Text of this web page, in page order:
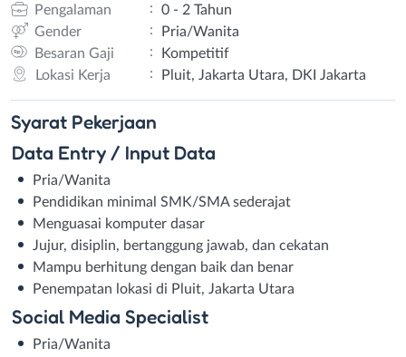
Pengalaman
:
0 - 2 Tahun
Gender
:
Pria/Wanita
Besaran Gaji
:
Kompetitif
Lokasi Kerja
: Pluit, Jakarta Utara, DKI Jakarta
Syarat Pekerjaan
Data Entry / Input Data
Pria/Wanita
Pendidikan minimal SMK/SMA sederajat
Menguasai komputer dasar
Jujur, disiplin, bertanggung jawab, dan cekatan
Mampu berhitung dengan baik dan benar
Penempatan lokasi di Pluit, Jakarta Utara
Social Media Specialist
Pria/Wanita